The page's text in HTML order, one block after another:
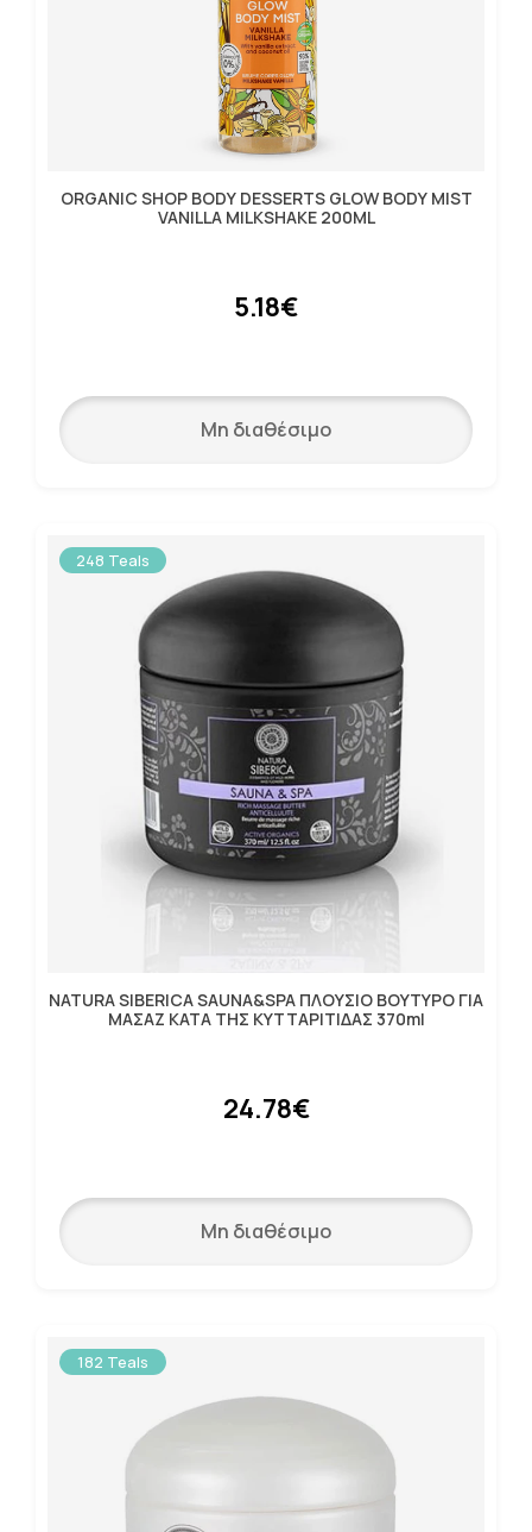
ORGANIC SHOP BODY DESSERTS GLOW BODY MIST
VANILLA MILKSHAKE 200ML
5.18€
Μη διαθέσιμο
248 Teals
NATURA SIBERICA SAUNA&SPA ΠΛΟΥΣΙΟ ΒΟΥΤΥΡΟ ΓΙΑ
ΜΑΣΑΖ ΚΑΤΑ ΤΗΣ ΚΥΤΤΑΡΙΤΙΔΑΣ 370ml
24.78€
Μη διαθέσιμο
182 Teals